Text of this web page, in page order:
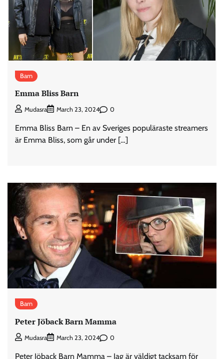
Barn
Emma Bliss Barn
Mudasra March 23, 2024 0
Emma Bliss Barn – En av Sveriges populäraste streamers
är Emma Bliss, som går under […]
Barn
Peter Jöback Barn Mamma
Mudasra March 23, 2024 0
Peter Jöback Barn Mamma – Jag är väldigt tacksam för